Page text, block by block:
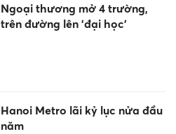
Ngoại thương mở 4 trường,
trên đường lên 'đại học'
Hanoi Metro lãi kỷ lục nửa đầu
năm